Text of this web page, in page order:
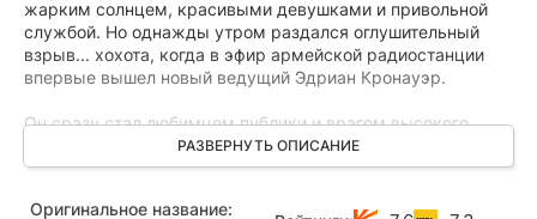
жарким солнцем, красивыми девушками и привольной
службой. Но однажды утром раздался оглушительный
взрыв... хохота, когда в эфир армейской радиостанции
впервые вышел новый ведущий Эдриан Кронауэр.
Он сразу стал любимцем публики и врагом высокого
начальства. И действительно, этот юморист своими
шутками и непредсказуемым поведением представляет
радиоприемниках раздается его знаменитое приветствие
РАЗВЕРНУТЬ ОПИСАНИЕ
Оригинальное название: